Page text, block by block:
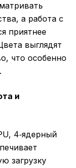
а работа с
приятнее
выглядят
что особенно
и
4‑ядерный
загрузку